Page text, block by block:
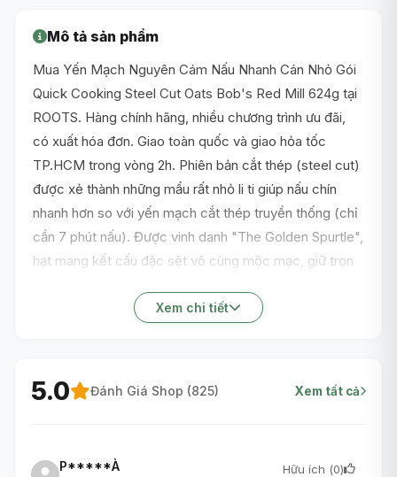
Mô tả sản phẩm
Mua Yến Mạch Nguyên Cám Nấu Nhanh Cán Nhỏ Gói
Quick Cooking Steel Cut Oats Bob's Red Mill 624g tại
ROOTS. Hàng chính hãng, nhiều chương trình ưu đãi,
có xuất hóa đơn. Giao toàn quốc và giao hỏa tốc
TP.HCM trong vòng 2h. Phiên bản cắt thép (steel cut)
được xẻ thành những mẩu rất nhỏ li ti giúp nấu chín
nhanh hơn so với yến mạch cắt thép truyền thống (chỉ
cần 7 phút nấu). Được vinh danh "The Golden Spurtle",
hạt mang kết cấu đặc sệt vô cùng mộc mạc, giữ trọn
dinh dưỡng hằng ngày.Xem chi tiết
5.0 Đánh Giá Shop (825) Xem tất cả
P*****À Hữu ích (0)